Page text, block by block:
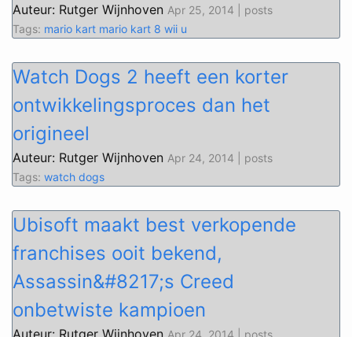
Auteur: Rutger Wijnhoven Apr 25, 2014 | posts
Tags: mario kart mario kart 8 wii u
Watch Dogs 2 heeft een korter
ontwikkelingsproces dan het
origineel
Auteur: Rutger Wijnhoven Apr 24, 2014 | posts
Tags: watch dogs
Ubisoft maakt best verkopende
franchises ooit bekend,
Assassin&#8217;s Creed
onbetwiste kampioen
Auteur: Rutger Wijnhoven Apr 24, 2014 | posts